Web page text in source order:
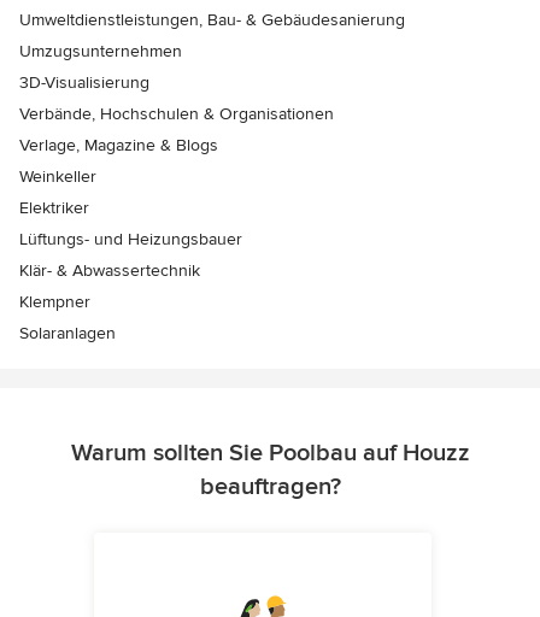
Umweltdienstleistungen, Bau- & Gebäudesanierung
Umzugsunternehmen
3D-Visualisierung
Verbände, Hochschulen & Organisationen
Verlage, Magazine & Blogs
Weinkeller
Elektriker
Lüftungs- und Heizungsbauer
Klär- & Abwassertechnik
Klempner
Solaranlagen
Warum sollten Sie Poolbau auf Houzz
beauftragen?